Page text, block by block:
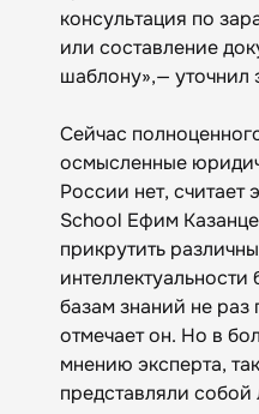
консультация по
или составление
шаблону»,— уточнил
Сейчас
осмысленные
России нет, считает
School Ефим
прикрутить
базам знаний не
отмечает он. Но в
мнению эксперта,
представляли